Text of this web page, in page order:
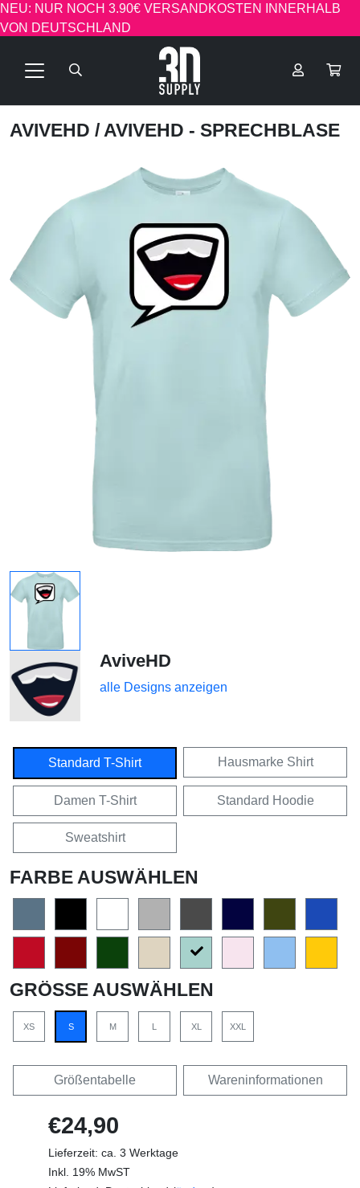
NEU: NUR NOCH 3.90€ VERSANDKOSTEN INNERHALB
VON DEUTSCHLAND
AVIVEHD / AVIVEHD - SPRECHBLASE
AviveHD
alle Designs anzeigen
Standard T-Shirt Hausmarke Shirt
Damen T-Shirt Standard Hoodie
Sweatshirt
FARBE AUSWÄHLEN
GRÖSSE AUSWÄHLEN
XS S M L XL XXL
Größentabelle Wareninformationen
€24,90
Lieferzeit: ca. 3 Werktage
Inkl. 19% MwST